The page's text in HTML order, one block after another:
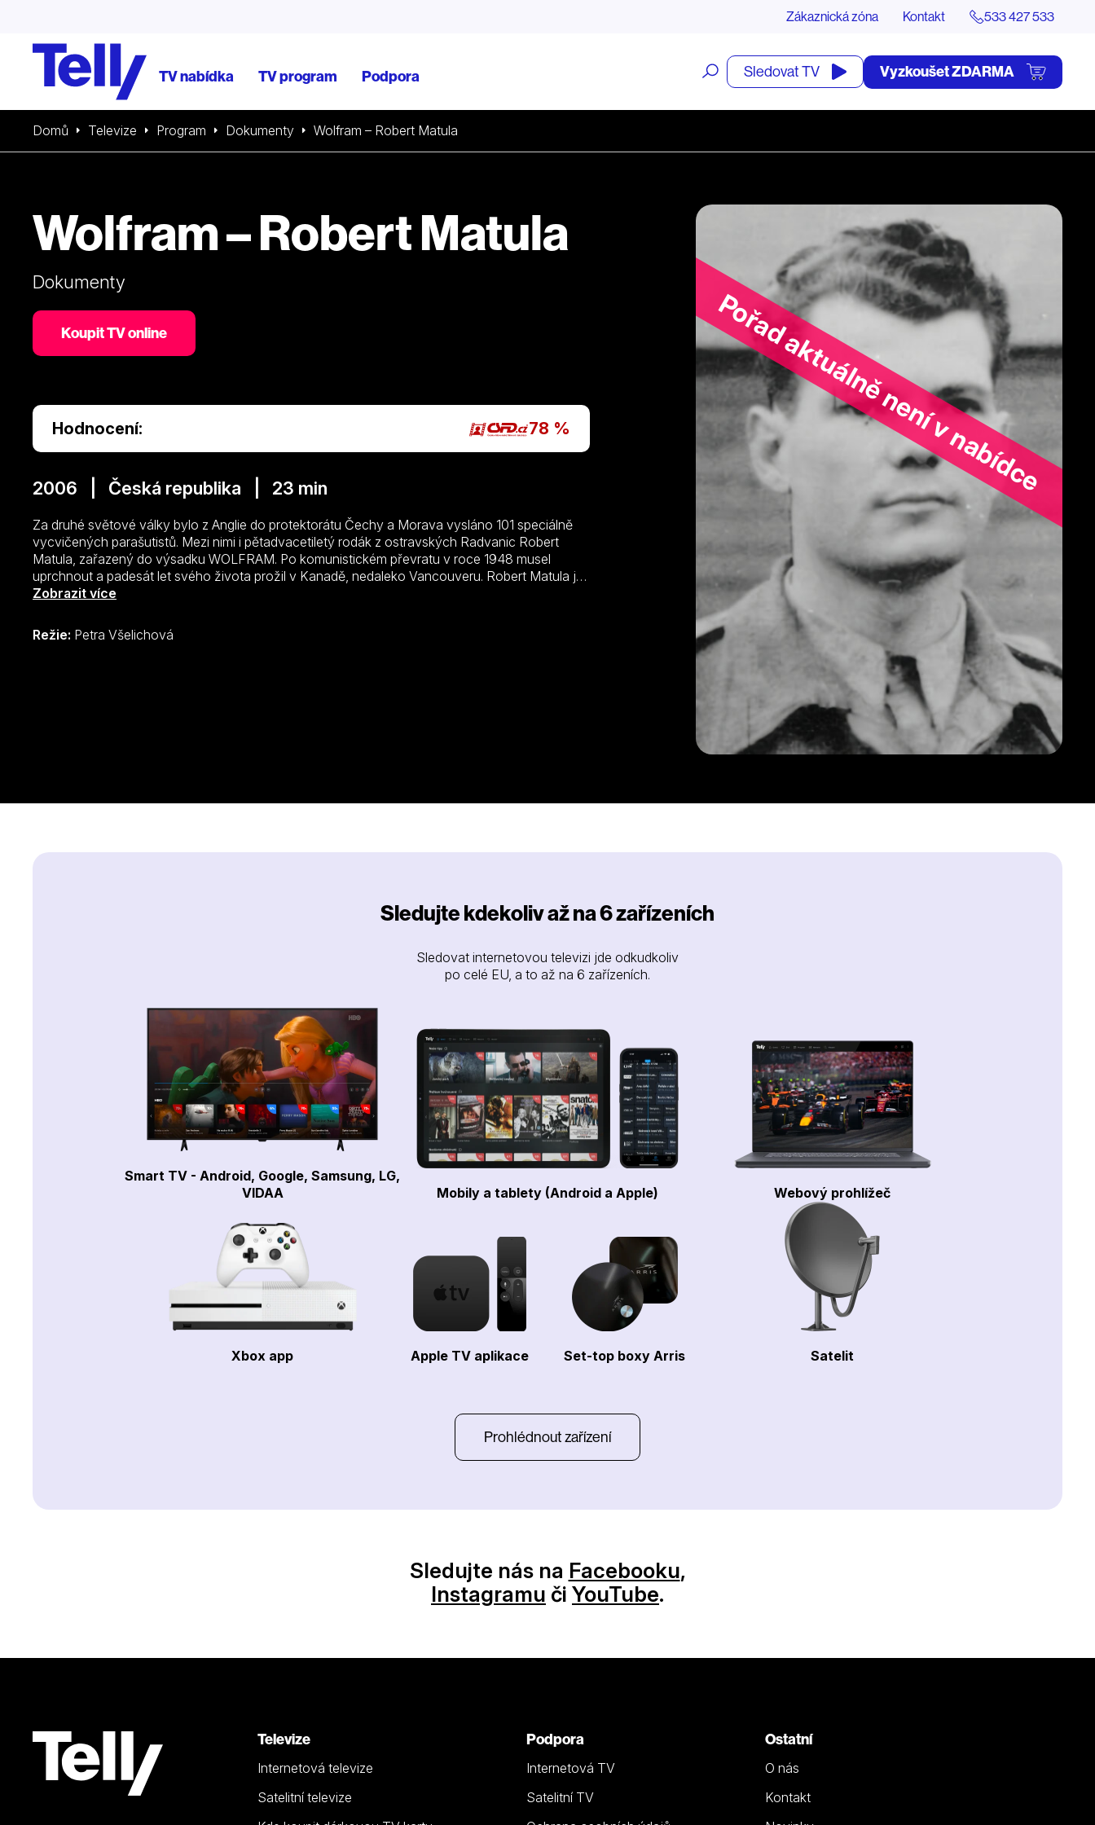
Zákaznická zóna Kontakt 533 427 533
TV nabídka TV program Podpora
Otevřít
vyhledávání
Sledovat TV Vyzkoušet ZDARMA
Domů Televize Program Dokumenty Wolfram – Robert Matula
Pořad aktuálně není v nabídce
Wolfram – Robert Matula
Dokumenty
Koupit TV online
Hodnocení: 78 %
2006 | Česká republika | 23 min
Za druhé světové války bylo z Anglie do protektorátu Čechy a Morava vysláno 101 speciálně
vycvičených parašutistů. Mezi nimi i pětadvacetiletý rodák z ostravských Radvanic Robert
Matula, zařazený do výsadku WOLFRAM. Po komunistickém převratu v roce 1948 musel
uprchnout a padesát let svého života prožil v Kanadě, nedaleko Vancouveru. Robert Matula je
posledním žijícím výsadkářem skupiny WOLFRAM.
Zobrazit více
Režie: Petra Všelichová
Sledujte kdekoliv až na 6 zařízeních
Sledovat internetovou televizi jde odkudkoliv
po celé EU, a to až na 6 zařízeních.
Smart TV - Android, Google, Samsung, LG,
VIDAA
Mobily a tablety (Android a Apple) Webový prohlížeč
Xbox app Apple TV aplikace Set-top boxy Arris Satelit
Prohlédnout zařízení
Sledujte nás na Facebooku,
Instagramu či YouTube.
Televize
Internetová televize
Satelitní televize
Podpora
Internetová TV
Satelitní TV
Ostatní
O nás
Kontakt